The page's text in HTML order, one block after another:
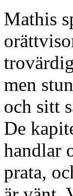
Mathis
men
och sitt
De
handlar
prata,